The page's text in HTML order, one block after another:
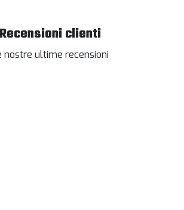
Recensioni clienti
nostre ultime recensioni